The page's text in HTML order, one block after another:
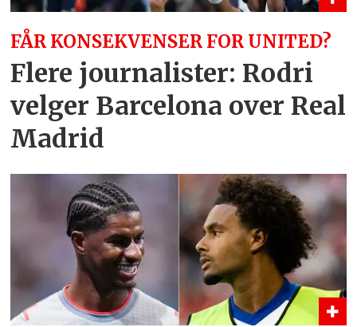
FÅR KONSEKVENSER FOR UNITED?
Flere journalister: Rodri
velger Barcelona over Real
Madrid